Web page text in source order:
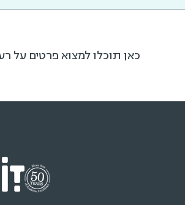
כאן תוכלו למצוא פרטים על